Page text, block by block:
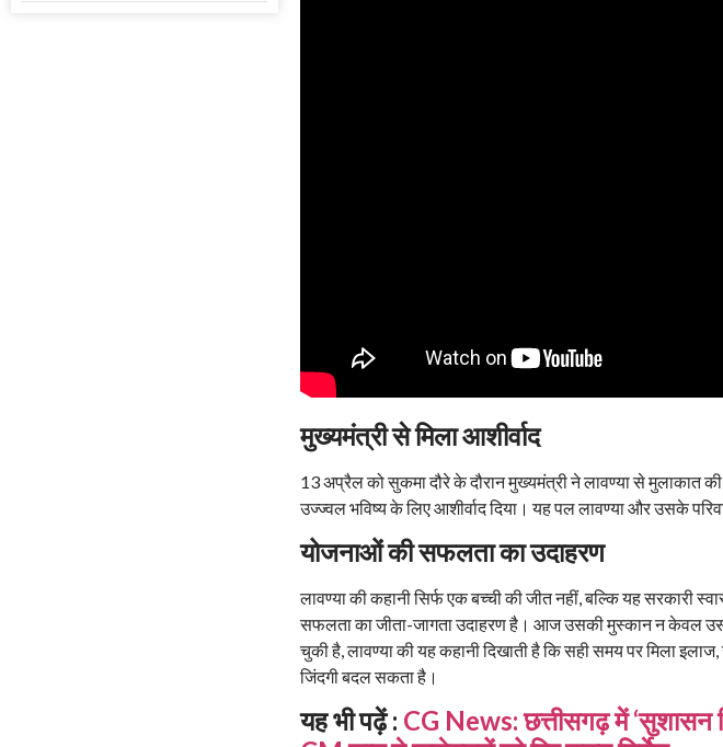
मुख्यमंत्री से मिला आशीर्वाद
13 अप्रैल को सुकमा दौरे के दौरान मुख्यमंत्री ने लावण्या से
उज्ज्वल भविष्य के लिए आशीर्वाद दिया। यह पल लावण्या और उसके
योजनाओं की सफलता का उदाहरण
लावण्या की कहानी सिर्फ एक बच्ची की जीत नहीं, बल्कि यह सरकारी
सफलता का जीता-जागता उदाहरण है। आज उसकी मुस्कान न केवल
चुकी है, लावण्या की यह कहानी दिखाती है कि सही समय पर मिला
जिंदगी बदल सकता है।
यह भी पढ़ें : CG News: छत्तीसगढ़ में ‘सुशासन